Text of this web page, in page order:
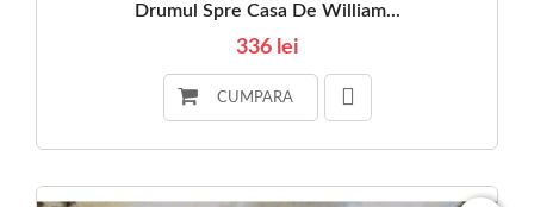
Drumul Spre Casa De William...
336 lei
CUMPARA